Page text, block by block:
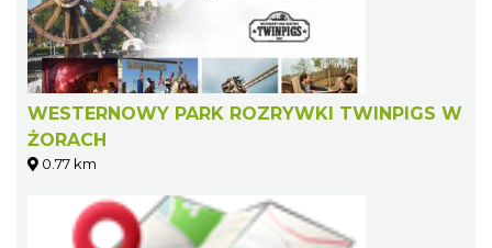
WESTERNOWY PARK ROZRYWKI TWINPIGS W
ŻORACH
0.77 km